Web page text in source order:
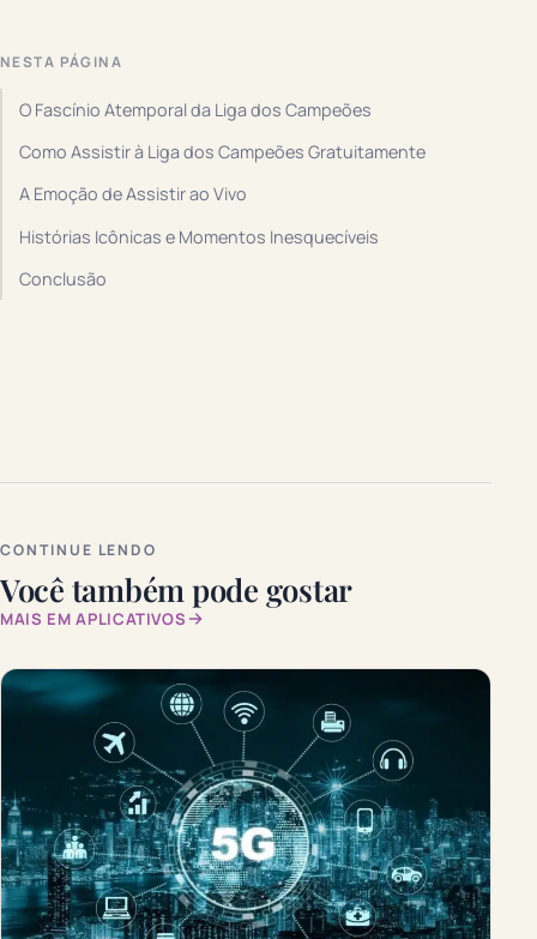
NESTA PÁGINA
O Fascínio Atemporal da Liga dos Campeões
Como Assistir à Liga dos Campeões Gratuitamente
A Emoção de Assistir ao Vivo
Histórias Icônicas e Momentos Inesquecíveis
Conclusão
CONTINUE LENDO
Você também pode gostar
MAIS EM APLICATIVOS